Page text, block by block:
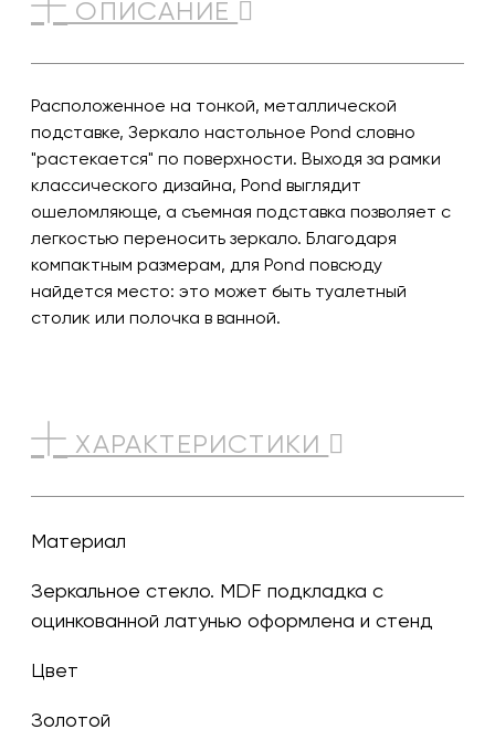
ОПИСАНИЕ
Расположенное на тонкой, металлической
подставке, Зеркало настольное Pond словно
"растекается" по поверхности. Выходя за рамки
классического дизайна, Pond выглядит
ошеломляюще, а съемная подставка позволяет с
легкостью переносить зеркало. Благодаря
компактным размерам, для Pond повсюду
найдется место: это может быть туалетный
столик или полочка в ванной.
ХАРАКТЕРИСТИКИ
Материал
Зеркальное стекло. MDF подкладка с
оцинкованной латунью оформлена и стенд
Цвет
золотой